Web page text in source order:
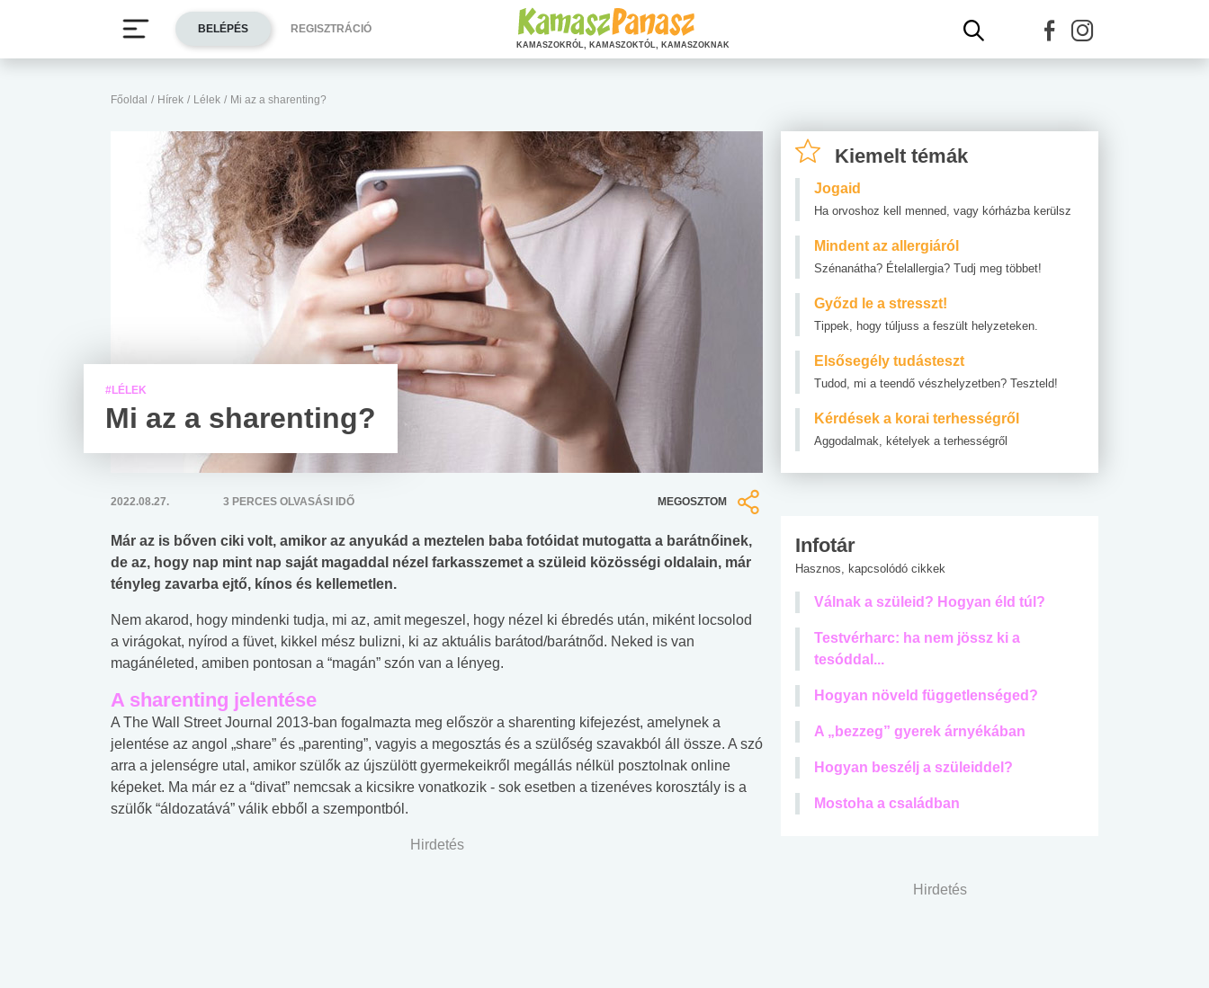
Főoldal / Hírek / Lélek / Mi az a sharenting?
#LÉLEK
Mi az a sharenting?
2022.08.27. 3 PERCES OLVASÁSI IDŐ MEGOSZTOM
Már az is bőven ciki volt, amikor az anyukád a meztelen baba fotóidat mutogatta a barátnőinek,
de az, hogy nap mint nap saját magaddal nézel farkasszemet a szüleid közösségi oldalain, már
tényleg zavarba ejtő, kínos és kellemetlen.
Nem akarod, hogy mindenki tudja, mi az, amit megeszel, hogy nézel ki ébredés után, miként locsolod
a virágokat, nyírod a füvet, kikkel mész bulizni, ki az aktuális barátod/barátnőd. Neked is van
magánéleted, amiben pontosan a “magán” szón van a lényeg.
A sharenting jelentése
A The Wall Street Journal 2013-ban fogalmazta meg először a sharenting kifejezést, amelynek a
jelentése az angol „share” és „parenting”, vagyis a megosztás és a szülőség szavakból áll össze. A szó
arra a jelenségre utal, amikor szülők az újszülött gyermekeikről megállás nélkül posztolnak online
képeket. Ma már ez a “divat” nemcsak a kicsikre vonatkozik - sok esetben a tizenéves korosztály is a
szülők “áldozatává” válik ebből a szempontból.
Hirdetés
Kiemelt témák
Jogaid
Ha orvoshoz kell menned, vagy kórházba kerülsz
Mindent az allergiáról
Szénanátha? Ételallergia? Tudj meg többet!
Győzd le a stresszt!
Tippek, hogy túljuss a feszült helyzeteken.
Elsősegély tudásteszt
Tudod, mi a teendő vészhelyzetben? Teszteld!
Kérdések a korai terhességről
Aggodalmak, kételyek a terhességről
Infotár
Hasznos, kapcsolódó cikkek
Válnak a szüleid? Hogyan éld túl?
Testvérharc: ha nem jössz ki a
tesóddal...
Hogyan növeld függetlenséged?
A „bezzeg” gyerek árnyékában
Hogyan beszélj a szüleiddel?
Mostoha a családban
Hirdetés
BELÉPÉS REGISZTRÁCIÓ
KAMASZOKRÓL, KAMASZOKTÓL, KAMASZOKNAK